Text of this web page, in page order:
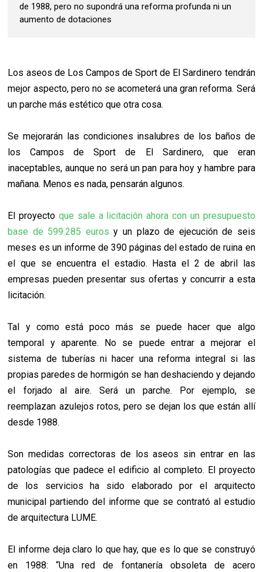
de 1988, pero no supondrá una reforma profunda ni un
aumento de dotaciones
Los aseos de Los Campos de Sport de El Sardinero tendrán
mejor aspecto, pero no se acometerá una gran reforma. Será
un parche más estético que otra cosa.
Se mejorarán las condiciones insalubres de los baños de
los Campos de Sport de El Sardinero, que eran
inaceptables, aunque no será un pan para hoy y hambre para
mañana. Menos es nada, pensarán algunos.
El proyectoque sale a licitación ahora con un presupuesto
base de 599.285 euros y un plazo de ejecución de seis
meses es un informe de 390 páginas del estado de ruina en
el que se encuentra el estadio. Hasta el 2 de abril las
empresas pueden presentar sus ofertas y concurrir a esta
licitación.
Tal y como está poco más se puede hacer que algo
temporal y aparente. No se puede entrar a mejorar el
sistema de tuberías ni hacer una reforma integral si las
propias paredes de hormigón se han deshaciendo y dejando
el forjado al aire. Será un parche. Por ejemplo, se
reemplazan azulejos rotos, pero se dejan los que están allí
desde 1988.
Son medidas correctoras de los aseos sin entrar en las
patologías que padece el edificio al completo. El proyecto
de los servicios ha sido elaborado por el arquitecto
municipal partiendo del informe que se contrató al estudio
de arquitectura LUME.
El informe deja claro lo que hay, que es lo que se construyó
en 1988: “Una red de fontanería obsoleta de acero